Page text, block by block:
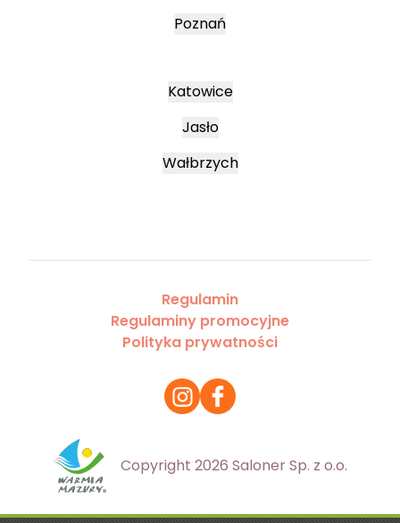
Poznań
Katowice
Jasło
Wałbrzych
Regulamin
Regulaminy promocyjne
Polityka prywatności
Copyright 2026 Saloner Sp. z o.o.